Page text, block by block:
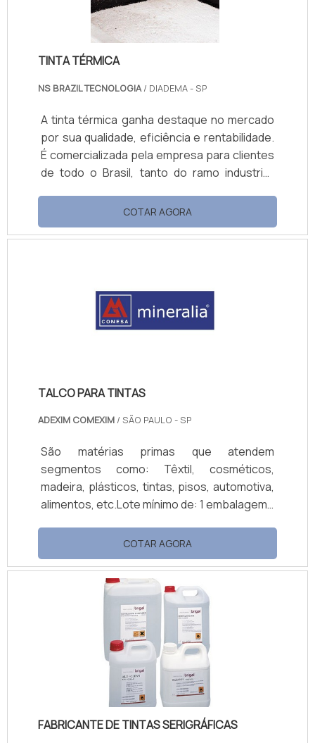
TINTA TÉRMICA
NS BRAZIL TECNOLOGIA / DIADEMA - SP
A tinta térmica ganha destaque no mercado
por sua qualidade, eficiência e rentabilidade.
É comercializada pela empresa para clientes
de todo o Brasil, tanto do ramo industrial,
apartamentos, casas e outros espaços
construídos ou reformados.Características
positivas do produtoSeja em decoração,
radiação solar, o que reduz a temperatura
dos ambientes e evita, por exemplo,
condensaç.
COTAR AGORA
TALCO PARA TINTAS
ADEXIM COMEXIM / SÃO PAULO - SP
São matérias primas que atendem
segmentos como: Têxtil, cosméticos,
madeira, plásticos, tintas, pisos, automotiva,
alimentos, etc.Lote mínimo de: 1 embalagem -
mineral natural na forma de um silicato de
magnésio hidratado, sua forma cristalina se
apresenta em lâminas muito finas e contém
internamente o magnésio hidratado. Sua
construção lamelar faz com que seja um
produto hidrofóbico, ou seja, uma barreira à
água.Dentro do balanço das cargas em
COTAR AGORA
FABRICANTE DE TINTAS SERIGRÁFICAS